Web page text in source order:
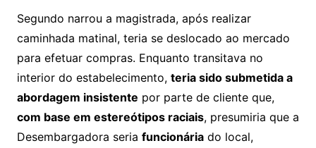
Segundo narrou a magistrada, após realizar
caminhada matinal, teria se deslocado ao mercado
para efetuar compras. Enquanto transitava no
interior do estabelecimento, teria sido submetida a
abordagem insistente por parte de cliente que,
com base em estereótipos raciais, presumiria que a
Desembargadora seria funcionáriado local,